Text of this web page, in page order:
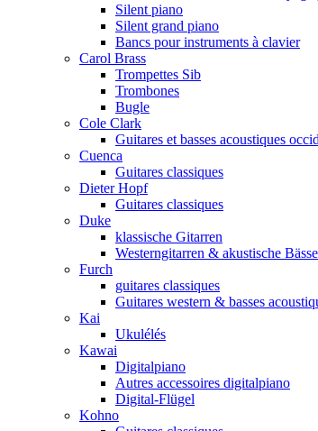
Silent piano
Silent grand piano
Bancs pour instruments à clavier
Carol Brass
Trompettes Sib
Trombones
Bugle
Cole Clark
Guitares et basses acoustiques
Cuenca
Guitares classiques
Dieter Hopf
Guitares classiques
Duke
klassische Gitarren
Westerngitarren & akustische Bässe
Furch
guitares classiques
Guitares western & basses
Kai
Ukulélés
Kawai
Digitalpiano
Autres accessoires digitalpiano
Digital-Flügel
Kohno